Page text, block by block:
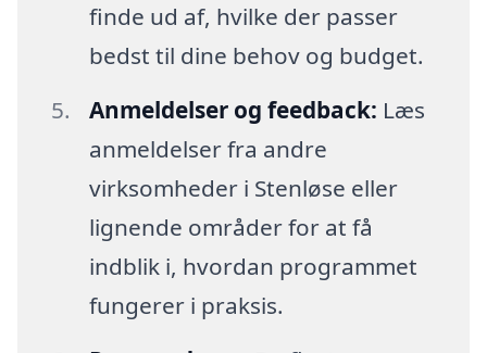
finde ud af, hvilke der passer
bedst til dine behov og budget.
Anmeldelser og feedback: Læs
anmeldelser fra andre
virksomheder i Stenløse eller
lignende områder for at få
indblik i, hvordan programmet
fungerer i praksis.